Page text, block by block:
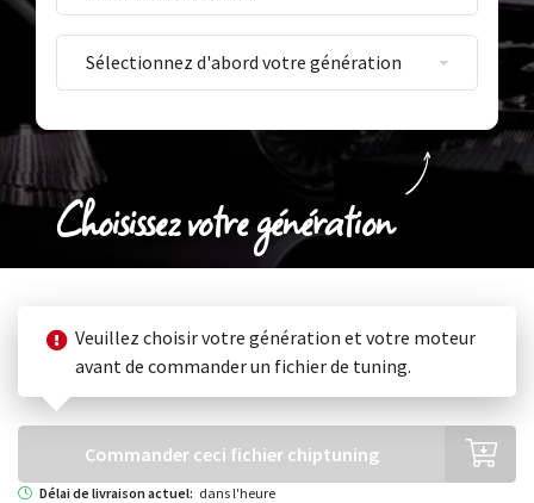
Choisissez votre génération
Veuillez choisir votre génération et votre moteur
avant de commander un fichier de tuning.
Commander ceci fichier chiptuning
Délai de livraison actuel: dans l'heure